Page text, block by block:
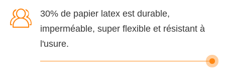

30% de papier latex est durable,
imperméable, super flexible et résistant à
l'usure.